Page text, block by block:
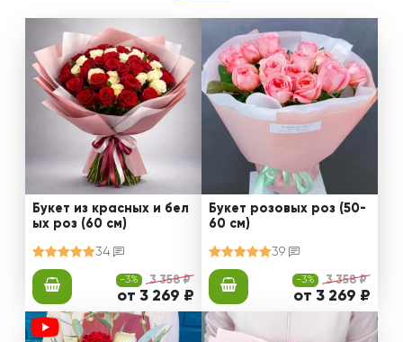
Букет из красных и бел
ых роз (60 см)
34
-3% 3 358 ₽
от 3 269 ₽
Букет розовых роз (50-
60 см)
39
-3% 3 358 ₽
от 3 269 ₽